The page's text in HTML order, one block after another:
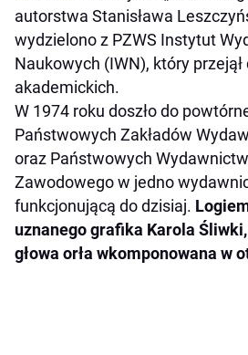
autorstwa Stanisława
wydzielono z PZWS Instytut
Naukowych (IWN), który
akademickich.
W 1974 roku doszło do
Państwowych Zakładów
oraz Państwowych
Zawodowego w jedno
funkcjonującą do dzisiaj.
uznanego grafika Karola
głowa orła wkomponowana w